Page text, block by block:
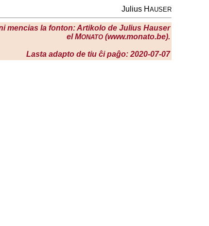
Julius H AUSER
mencias la fonton: Artikolo de Julius Hauser
el MONATO(www.monato.be).
Lasta adapto de tiu ĉi paĝo: 2020-07-07